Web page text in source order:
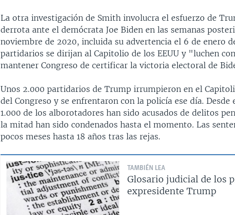
La otra investigación de Smith involucra el esfuerzo de
derrota ante el demócrata Joe Biden en las semanas
noviembre de 2020, incluida su advertencia el 6 de enero
partidarios se dirijan al Capitolio de los EEUU y "luchen
mantener Congreso de certificar la victoria electoral de
Unos 2.000 partidarios de Trump irrumpieron en el
del Congreso y se enfrentaron con la policía ese día. Desde
1.000 de los alborotadores han sido acusados de delitos
la mitad han sido condenados hasta el momento. Las
pocos meses hasta 18 años tras las rejas.
TAMBIÉN LEA
Glosario judicial de los
expresidente Trump